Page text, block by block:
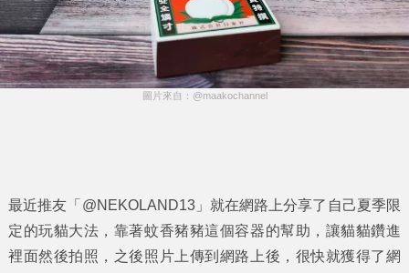
圖片來自：@maakochannel
最近推友「@NEKOLAND13」就在網路上分享了自己夏季限
定的玩貓大法，靠著蚊香豬豬這個容器的幫助，讓貓貓鑽進
裡面然後拍照，之後照片上傳到網路上後，很快就獲得了網